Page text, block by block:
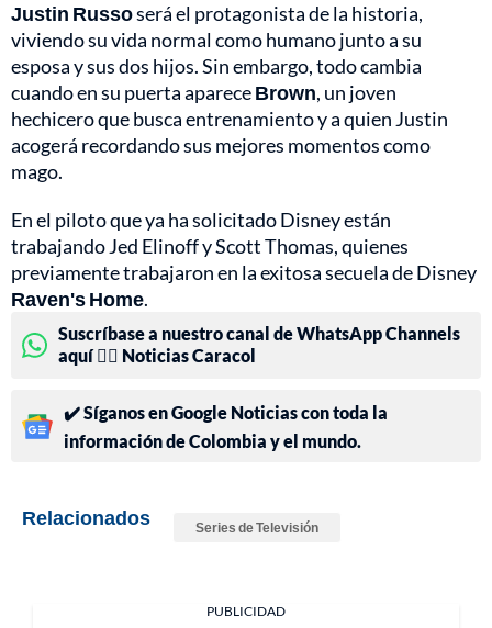
Justin Russoserá el protagonista de la historia,
viviendo su vida normal como humano junto a su
esposa y sus dos hijos. Sin embargo, todo cambia
cuando en su puerta apareceBrown, un joven
hechicero que busca entrenamiento y a quien Justin
acogerá recordando sus mejores momentos como
mago.
En el piloto que ya ha solicitado Disney están
trabajando Jed Elinoff y Scott Thomas, quienes
previamente trabajaron en la exitosa secuela de Disney
Raven's Home.
Suscríbase a nuestro canal de WhatsApp Channels
aquí 👉🏻 Noticias Caracol
✔️ Síganos en Google Noticias con toda la
información de Colombia y el mundo.
Relacionados Series de Televisión
PUBLICIDAD